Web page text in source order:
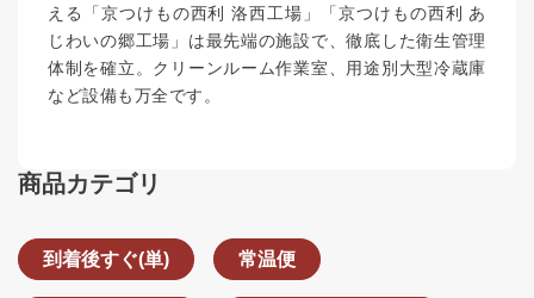
える「京つけもの西利 洛西工場」「京つけもの西利 あ
じわいの郷工場」は最先端の施設で、徹底した衛生管理
体制を確立。クリーンルーム作業室、用途別大型冷蔵庫
など設備も万全です。
商品カテゴリ
到着後すぐ(単) 常温便